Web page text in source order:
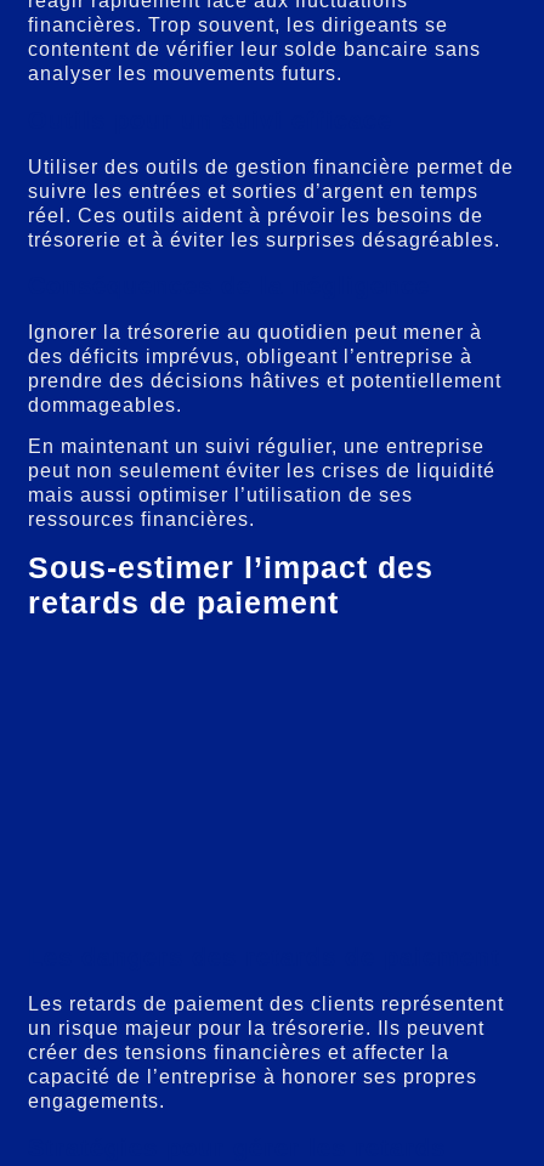
financières. Trop souvent, les dirigeants se
contentent de vérifier leur solde bancaire sans
analyser les mouvements futurs.
Utiliser des outils de gestion financière permet de
suivre les entrées et sorties d’argent en temps
réel. Ces outils aident à prévoir les besoins de
trésorerie et à éviter les surprises désagréables.
Ignorer la trésorerie au quotidien peut mener à
des déficits imprévus, obligeant l’entreprise à
prendre des décisions hâtives et potentiellement
dommageables.
En maintenant un suivi régulier, une entreprise
peut non seulement éviter les crises de liquidité
mais aussi optimiser l’utilisation de ses
ressources financières.
Sous-estimer l’impact des
retards de paiement
Les retards de paiement des clients représentent
un risque majeur pour la trésorerie. Ils peuvent
créer des tensions financières et affecter la
capacité de l’entreprise à honorer ses propres
engagements.